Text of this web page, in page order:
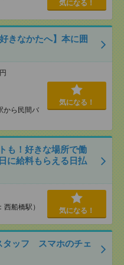
気になる！
きなかたへ】本に囲
から民間バ
気になる！
も！好きな場所で働
に給料もらえる日払
船橋駅） 気になる！
タッフ スマホのチェ